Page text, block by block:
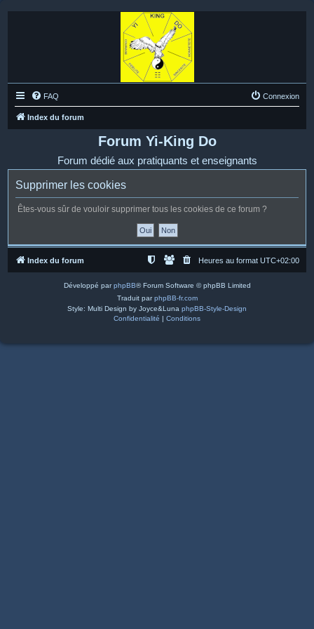
FAQ Connexion
Index du forum
Forum Yi-King Do
Forum dédié aux pratiquants et enseignants
Supprimer les cookies
Êtes-vous sûr de vouloir supprimer tous les cookies de ce forum ?
Index du forum Heures au format UTC+02:00
Développé parphpBB® Forum Software © phpBB Limited
Traduit parphpBB-fr.com
Style: Multi Design by Joyce&Luna phpBB-Style-Design
Confidentialité | Conditions